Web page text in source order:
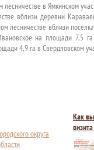
в Ямкинском
вблизи деревни
лесничестве вблизи
на площади 7,5
4,9 га в Свердловском
округа
Как